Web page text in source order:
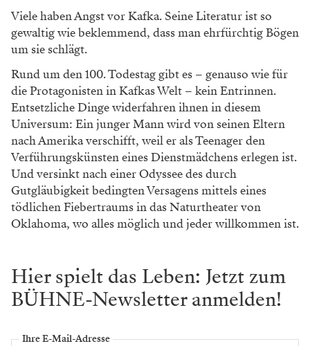
Viele haben Angst vor Kafka. Seine Literatur ist so
gewaltig wie beklemmend, dass man ehrfürchtig Bögen
um sie schlägt.
Rund um den 100. Todestag gibt es – genauso wie für
die Protagonisten in Kafkas Welt – kein Entrinnen.
Entsetzliche Dinge widerfahren ihnen in diesem
Universum: Ein junger Mann wird von seinen Eltern
nach Amerika verschifft, weil er als Teenager den
Verführungskünsten eines Dienstmädchens erlegen ist.
Und versinkt nach einer Odyssee des durch
Gutgläubigkeit bedingten Versagens mittels eines
tödlichen Fiebertraums in das Naturtheater von
Oklahoma, wo alles möglich und jeder willkommen ist.
Hier spielt das Leben: Jetzt zum
BÜHNE-Newsletter anmelden!
Ihre E-Mail-Adresse